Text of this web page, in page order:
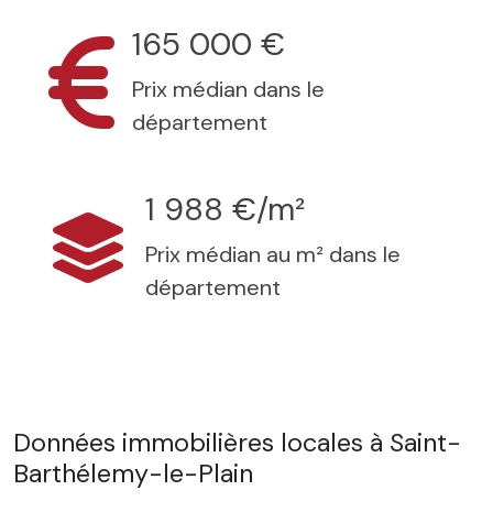
165 000 €
Prix médian dans le
département
1 988 €/m²
Prix médian au m² dans le
département
Données immobilières locales à Saint-
Barthélemy-le-Plain